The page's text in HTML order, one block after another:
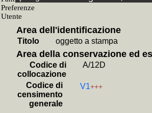
Area dell'identificazione
Titolo oggetto a stampa
Area della conservazione ed
Codice di
collocazione
A/12D
Codice di
censimento
generale
V1+++